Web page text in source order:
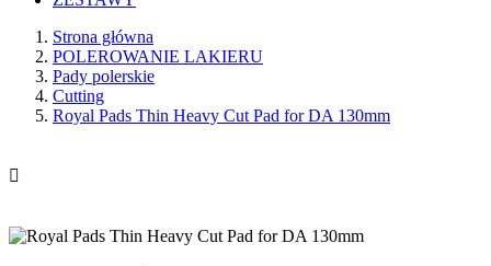
Strona główna
POLEROWANIE LAKIERU
Pady polerskie
Cutting
Royal Pads Thin Heavy Cut Pad for DA 130mm
